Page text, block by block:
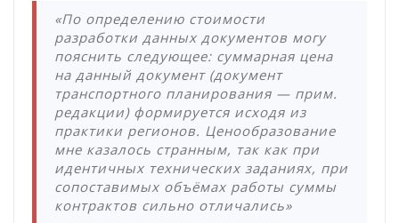
«По определению стоимости
разработки данных документов могу
пояснить следующее: суммарная цена
на данный документ (документ
транспортного планирования — прим.
редакции) формируется исходя из
практики регионов. Ценообразование
мне казалось странным, так как при
идентичных технических заданиях, при
сопоставимых объёмах работы суммы
контрактов сильно отличались»